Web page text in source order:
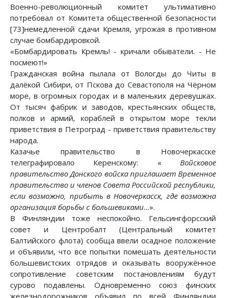
Военно-революционный комитет ультимативно
потребовал от Комитета общественной безопасности
[73]немедленной сдачи Кремля, угрожая в противном
случае бомбардировкой.
«Бомбардировать Кремль! - кричали обыватели. - Не
посмеют!»
Гражданская война пылала от Вологды до Читы в
далёкой Сибири, от Пскова до Севастополя на Чёрном
море, в огромных городах и в маленьких деревушках.
От тысяч фабрик и заводов, крестьянских обществ,
полков и армий, кораблей в открытом море текли
приветствия в Петроград - приветствия правительству
народа.
Казачье правительство в Новочеркасске
телеграфировало Керенскому: « Войсковое
правительство Донского войска приглашает Временное
правительство и членов Совета Российской республики,
если возможно, прибыть в Новочеркасск, где возможна
организация борьбы с большевиками…».
В Финляндии тоже неспокойно. Гельсингфорсский
совет и Центробалт (Центральный комитет
Балтийского флота) сообща ввели осадное положение
и объявили, что все попытки помешать деятельности
большевистских отрядов и оказывать вооружённое
сопротивление советским постановлениям будут
сурово подавлены. Одновременно союз финских
железнодорожников объявил по всей Финляндии